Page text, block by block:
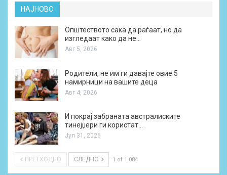
НАЈНОВО
Општеството сака да раѓаат, но да
изгледаат како да не…
Авг 5, 2026
Родители, не им ги давајте овие 5
намирници на вашите деца
Авг 4, 2026
И покрај забраната австралиските
тинејџери ги користат…
Јул 31, 2026
ПРЕТХОДНО СЛЕДНО 1 of 1.084